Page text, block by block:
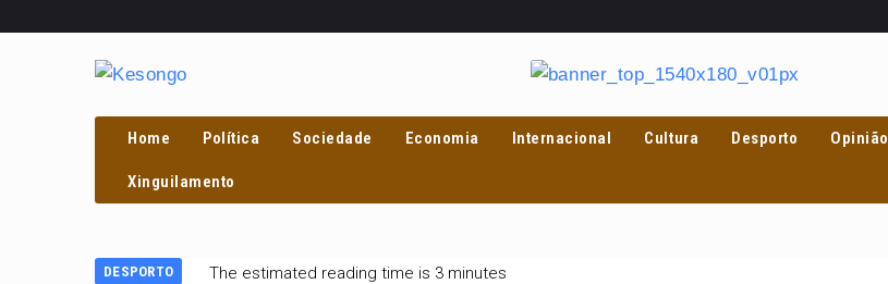
Home Política Sociedade Economia Internacional Cultura Desporto Opinião
Xinguilamento
DESPORTO The estimated reading time is 3 minutes